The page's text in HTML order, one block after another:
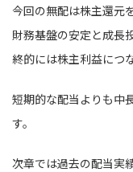
今回の無配は株主還元
財務基盤の安定と成長
終的には株主利益につ
短期的な配当よりも中
す。
次章では過去の配当実